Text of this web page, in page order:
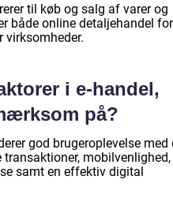
til køb og salg af varer og
både online detaljehandel for
virksomheder.
i e-handel,
på?
god brugeroplevelse med
mobilvenlighed,
samt en effektiv digital